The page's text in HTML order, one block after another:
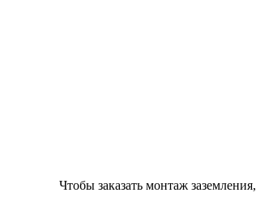
Чтобы заказать монтаж заземления,